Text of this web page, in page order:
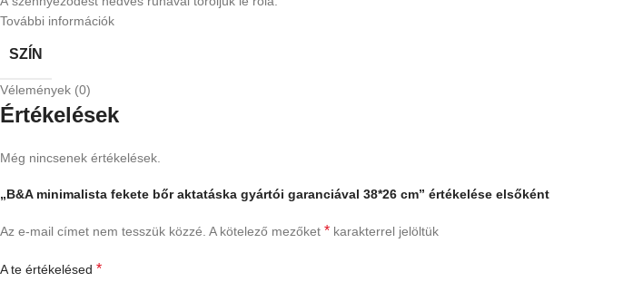
További információk
SZÍN
Vélemények (0)
Értékelések
Még nincsenek értékelések.
„B&A minimalista fekete bőr aktatáska gyártói garanciával 38*26 cm” értékelése elsőként
Az e-mail címet nem tesszük közzé. A kötelező mezőket * karakterrel jelöltük
A te értékelésed *